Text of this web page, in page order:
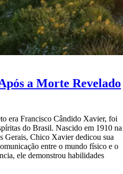
a Morte Revelado
era Francisco Cândido Xavier, foi
do Brasil. Nascido em 1910 na
Gerais, Chico Xavier dedicou sua
entre o mundo físico e o
ele demonstrou habilidades